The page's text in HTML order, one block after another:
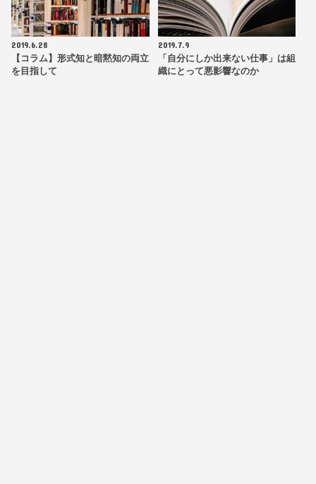
2019.6.28
【コラム】形式知と暗黙知の両立
を目指して
2019.7.9
「自分にしか出来ない仕事」は組
織にとって悪影響なのか